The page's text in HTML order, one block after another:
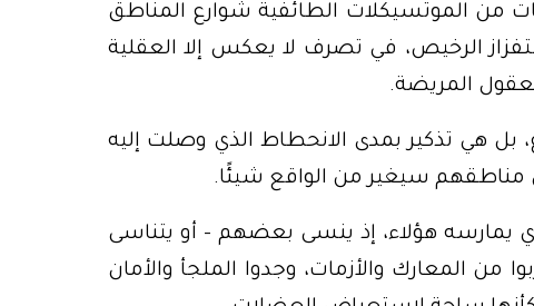
من الموتسيكلات الطائفية شوارع المناطق
الرخيص، في تصرف لا يعكس إلا العقلية
المريضة.
هي تذكير بمدى الانحطاط الذي وصلت إليه
سيغير من الواقع شيئًا.
يمارسه هؤلاء، إذ ينسى بعضهم – أو يتناسى
من المعارك والأزمات، وجدوا الملجأ والأمان